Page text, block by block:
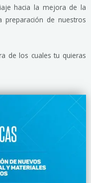
hacia la mejora de la
preparación de nuestros
de los cuales tu quieras